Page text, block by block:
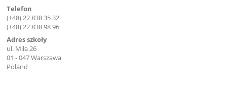
Telefon
(+48) 22 838 35 32
(+48) 22 838 98 96
Adres szkoły
ul. Miła 26
01 - 047 Warszawa
Poland